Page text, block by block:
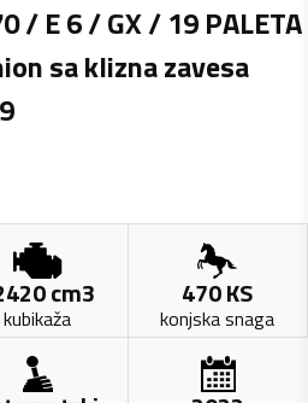
/ E 6 / GX / 19 PALETA
sa klizna zavesa
cm3
kubikaža
470KS
konjska snaga